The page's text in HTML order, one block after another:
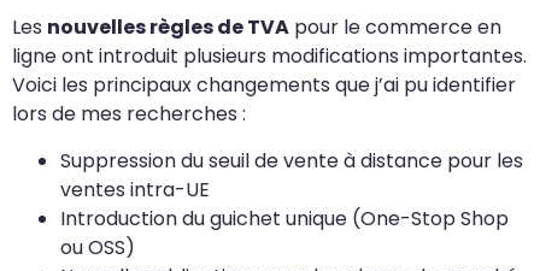
Les nouvelles règles de TVA pour le commerce en
ligne ont introduit plusieurs modifications importantes.
Voici les principaux changements que j’ai pu identifier
lors de mes recherches :
Suppression du seuil de vente à distance pour les
ventes intra-UE
Introduction du guichet unique (One-Stop Shop
ou OSS)